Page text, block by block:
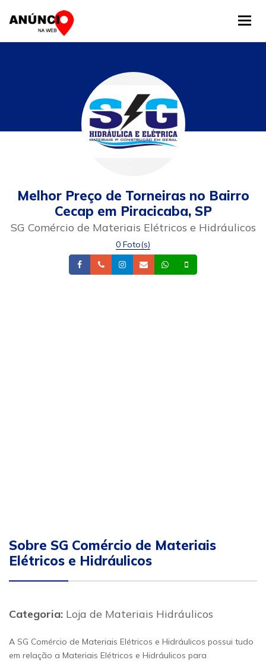
Melhor Preço de Torneiras no Bairro
Cecap em Piracicaba, SP
SG Comércio de Materiais Elétricos e Hidráulicos
0 Foto(s)
FacebookTelefoneInstagram
Email Whatsapp
Sobre SG Comércio de Materiais
Elétricos e Hidráulicos
Categoria: Loja de Materiais Hidráulicos
A SG Comércio de Materiais Elétricos e Hidráulicos possui tudo
em relação a Materiais Elétricos e Hidráulicos para